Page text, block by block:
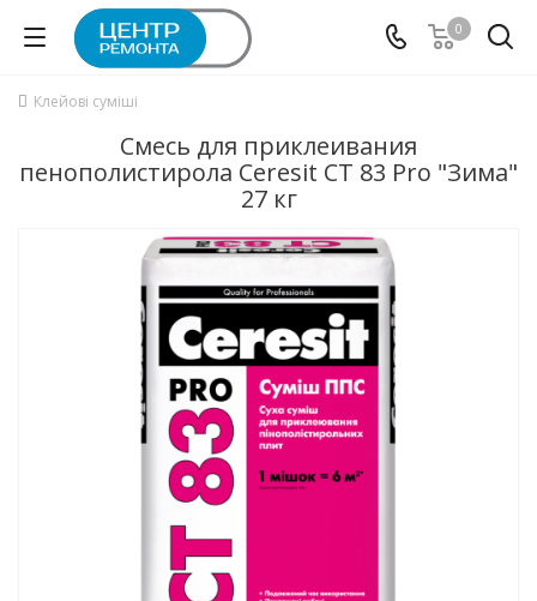
0
Клейові суміші
Смесь для приклеивания
пенополистирола Ceresit CT 83 Pro "Зима"
27 кг